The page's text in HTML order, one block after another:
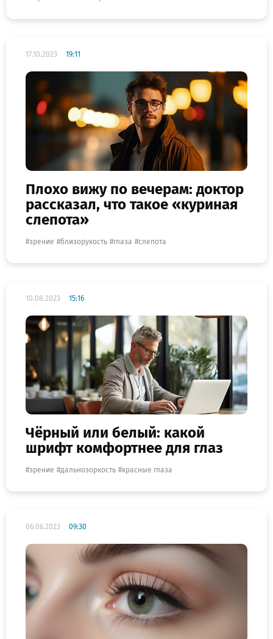
17.10.2023 19:11
Плохо вижу по вечерам: доктор
рассказал, что такое «куриная
слепота»
зрение близорукость глаза слепота
10.08.2023 15:16
Чёрный или белый: какой
шрифт комфортнее для глаз
зрение дальнозоркость красные глаза
06.06.2023 09:30